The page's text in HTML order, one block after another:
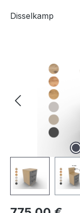
Disselkamp
Regulärer Preis: